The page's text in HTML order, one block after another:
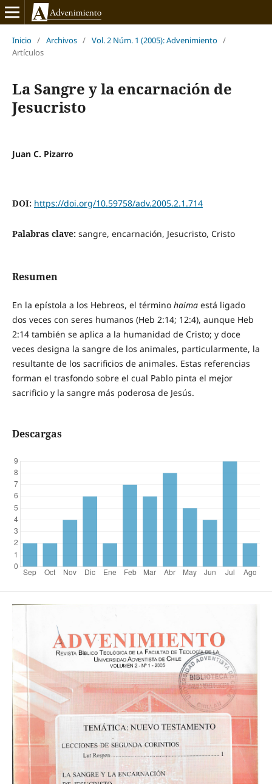
Inicio / Archivos / Vol. 2 Núm. 1 (2005): Advenimiento /
Artículos
La Sangre y la encarnación de
Jesucristo
Juan C. Pizarro
DOI: https://doi.org/10.59758/adv.2005.2.1.714
Palabras clave: sangre, encarnación, Jesucristo, Cristo
Resumen
En la epístola a los Hebreos, el término haimaestá ligado
dos veces con seres humanos (Heb 2:14; 12:4), aunque Heb
2:14 también se aplica a la humanidad de Cristo; y doce
veces designa la sangre de los animales, particularmente, la
resultante de los sacrificios de animales. Estas referencias
forman el trasfondo sobre el cual Pablo pinta el mejor
sacrificio y la sangre más poderosa de Jesús.
Descargas